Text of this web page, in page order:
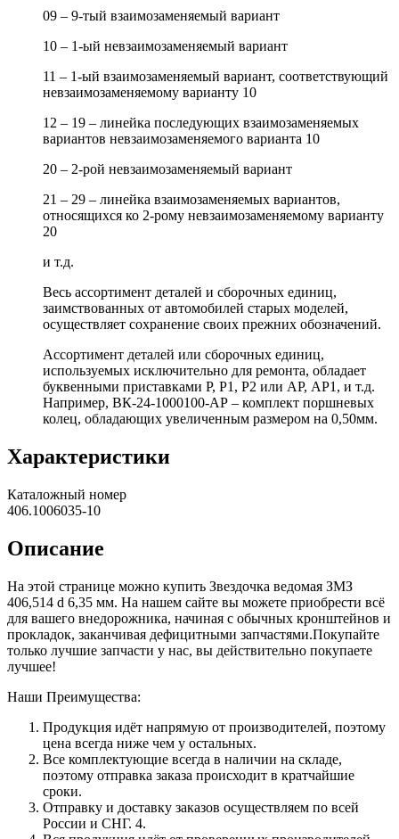
09 – 9-тый взаимозаменяемый вариант
10 – 1-ый невзаимозаменяемый вариант
11 – 1-ый взаимозаменяемый вариант, соответствующий
невзаимозаменяемому варианту 10
12 – 19 – линейка последующих взаимозаменяемых
вариантов невзаимозаменяемого варианта 10
20 – 2-рой невзаимозаменяемый вариант
21 – 29 – линейка взаимозаменяемых вариантов,
относящихся ко 2-рому невзаимозаменяемому варианту
20
и т.д.
Весь ассортимент деталей и сборочных единиц,
заимствованных от автомобилей старых моделей,
осуществляет сохранение своих прежних обозначений.
Ассортимент деталей или сборочных единиц,
используемых исключительно для ремонта, обладает
буквенными приставками Р, Р1, Р2 или АР, АР1, и т.д.
Например, ВК-24-1000100-АР – комплект поршневых
колец, обладающих увеличенным размером на 0,50мм.
Характеристики
Каталожный номер
406.1006035-10
Описание
На этой странице можно купить Звездочка ведомая ЗМЗ
406,514 d 6,35 мм. На нашем сайте вы можете приобрести всё
для вашего внедорожника, начиная с обычных кронштейнов и
прокладок, заканчивая дефицитными запчастями.Покупайте
только лучшие запчасти у нас, вы действительно покупаете
лучшее!
Наши Преимущества:
Продукция идёт напрямую от производителей, поэтому
цена всегда ниже чем у остальных.
Все комплектующие всегда в наличии на складе,
поэтому отправка заказа происходит в кратчайшие
сроки.
Отправку и доставку заказов осуществляем по всей
России и СНГ. 4.